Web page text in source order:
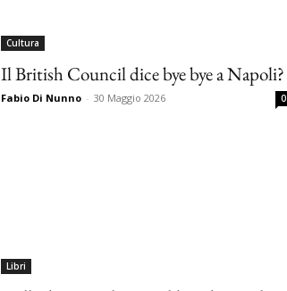
Cultura
Il British Council dice bye bye a Napoli?
Fabio Di Nunno - 30 Maggio 2026 0
Libri